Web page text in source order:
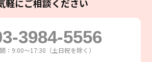
軽にご相談ください
3984-5556
：9:00～17:30（土日祝を除く）